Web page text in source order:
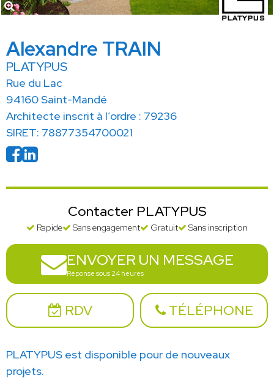
Alexandre TRAIN
PLATYPUS
Rue du Lac
94160 Saint-Mandé
Architecte inscrit à l’ordre : 79236
SIRET: 78877354700021
Contacter PLATYPUS
Rapide Sans engagement Gratuit Sans inscription
ENVOYER UN MESSAGE
Réponse sous 24 heures
RDV TÉLÉPHONE
PLATYPUS est disponible pour de nouveaux
projets.